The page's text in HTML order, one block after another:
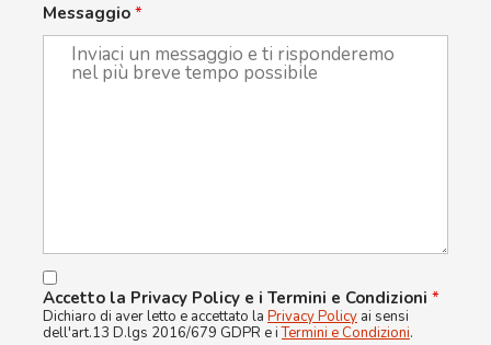
Messaggio *
Accetto la Privacy Policy e i Termini e Condizioni *
Dichiaro di aver letto e accettato la Privacy Policy ai sensi
dell'art.13 D.lgs 2016/679 GDPR e iTermini e Condizioni.